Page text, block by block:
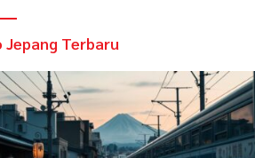
Jepang Terbaru